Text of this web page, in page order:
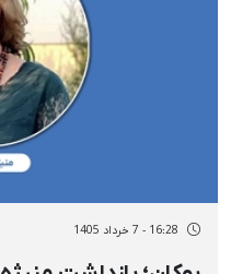
16:28 - 7 خرداد 1405